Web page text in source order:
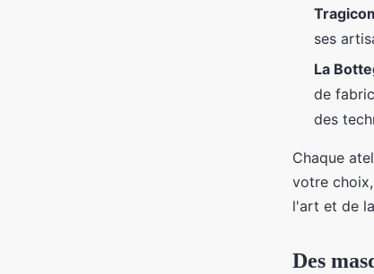
ses
La
de
des
Chaque
votre
l'art et de
Des